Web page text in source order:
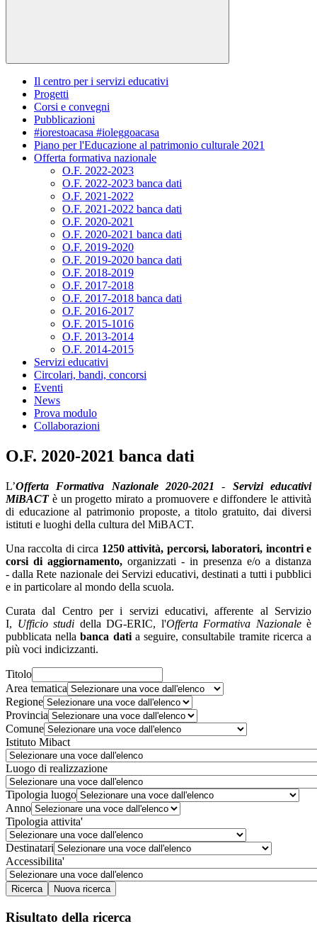
Il centro per i servizi educativi
Progetti
Corsi e convegni
Pubblicazioni
#iorestoacasa #ioleggoacasa
Piano per l'Educazione al patrimonio culturale 2021
Offerta formativa nazionale
O.F. 2022-2023
O.F. 2022-2023 banca dati
O.F. 2021-2022
O.F. 2021-2022 banca dati
O.F. 2020-2021
O.F. 2020-2021 banca dati
O.F. 2019-2020
O.F. 2019-2020 banca dati
O.F. 2018-2019
O.F. 2017-2018
O.F. 2017-2018 banca dati
O.F. 2016-2017
O.F. 2015-1016
O.F. 2013-2014
O.F. 2014-2015
Servizi educativi
Circolari, bandi, concorsi
Eventi
News
Prova modulo
Collaborazioni
O.F. 2020-2021 banca dati
L’Offerta Formativa Nazionale 2020-2021 - Servizi educativi
MiBACT è un progetto mirato a promuovere e diffondere le attività
di educazione al patrimonio proposte, a titolo gratuito, dai diversi
istituti e luoghi della cultura del MiBACT.
Una raccolta di circa 1250 attività, percorsi, laboratori, incontri e
corsi di aggiornamento, organizzati - in presenza e/o a distanza
- dalla Rete nazionale dei Servizi educativi, destinati a tutti i pubblici
e in particolare al mondo della scuola.
Curata dal Centro per i servizi educativi, afferente al Servizio
I, Ufficio studi della DG-ERIC, l'Offerta Formativa Nazionaleè
pubblicata nellabanca datia seguire, consultabile tramite ricerca a
più voci indicizzanti.
Titolo
Area tematica
Regione
Provincia
Comune
Istituto Mibact
Luogo di realizzazione
Tipologia luogo
Anno
Tipologia attivita'
Destinatari
Accessibilita'
Risultato della ricerca